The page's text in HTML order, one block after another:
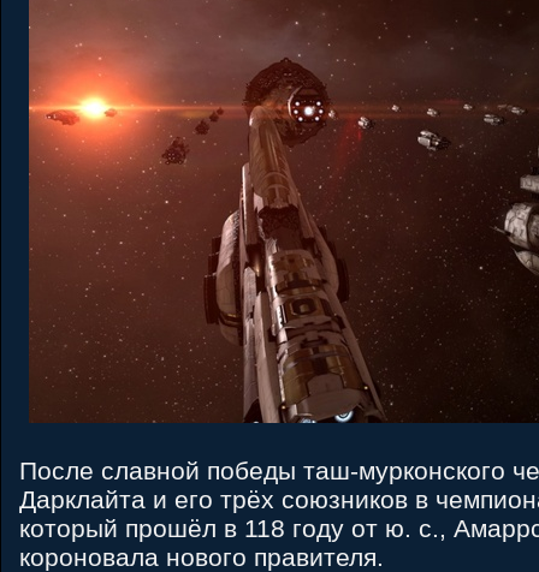
После славной победы таш-мурконского
Дарклайта и его трёх союзников в
который прошёл в 118 году от ю. с.,
короновала нового правителя.